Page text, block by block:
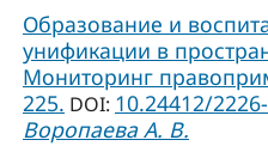
Образование и
унификации в
Мониторинг
225. DOI: 10.24412/
Воропаева А. В.